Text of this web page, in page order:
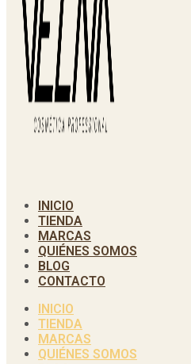
INICIO
TIENDA
MARCAS
QUIÉNES SOMOS
BLOG
CONTACTO
INICIO
TIENDA
MARCAS
QUIÉNES SOMOS